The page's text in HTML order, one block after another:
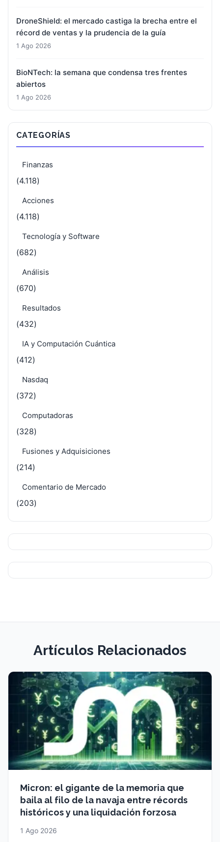
DroneShield: el mercado castiga la brecha entre el
récord de ventas y la prudencia de la guía
1 Ago 2026
BioNTech: la semana que condensa tres frentes
abiertos
1 Ago 2026
CATEGORÍAS
Finanzas
(4.118)
Acciones
(4.118)
Tecnología y Software
(682)
Análisis
(670)
Resultados
(432)
IA y Computación Cuántica
(412)
Nasdaq
(372)
Computadoras
(328)
Fusiones y Adquisiciones
(214)
Comentario de Mercado
(203)
Artículos Relacionados
Micron: el gigante de la memoria que
baila al filo de la navaja entre récords
históricos y una liquidación forzosa
1 Ago 2026